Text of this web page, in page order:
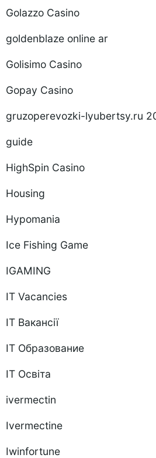
Golazzo Casino
goldenblaze online ar
Golisimo Casino
Gopay Casino
gruzoperevozki-lyubertsy.ru
guide
HighSpin Casino
Housing
Hypomania
Ice Fishing Game
IGAMING
IT Vacancies
IT Вакансії
IT Образование
IT Освіта
ivermectin
Ivermectine
Iwinfortune